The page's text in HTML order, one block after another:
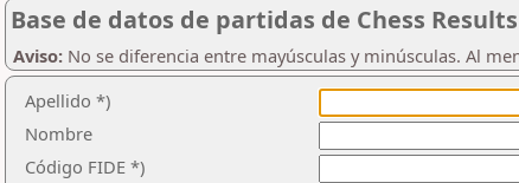
Base de datos de partidas de Chess Results
Aviso: No se diferencia entre mayúsculas y minúsculas. Al
Apellido *)
Nombre
Código FIDE *)